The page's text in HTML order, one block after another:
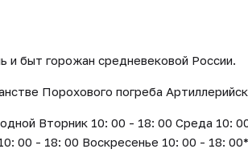
быт горожан средневековой России.
Порохового погреба
Вторник 10: 00 - 18: 00 Среда 10:
00 - 18: 00 Воскресенье 10: 00 - 18: